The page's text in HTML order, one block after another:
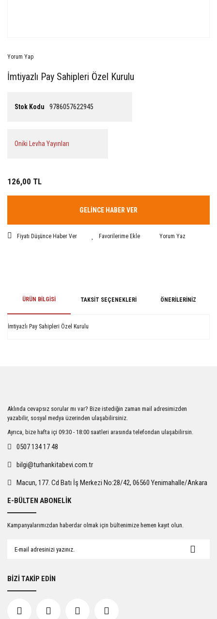
Yorum Yap
İmtiyazlı Pay Sahipleri Özel Kurulu
Stok Kodu 9786057622945
Oniki Levha Yayınları
126,00 TL
GELİNCE HABER VER
Fiyatı Düşünce Haber Ver Yorum Yaz
ÜRÜN BILGISI TAKSIT SEÇENEKLERI ÖNERILERINIZ
İmtiyazlı Pay Sahipleri Özel Kurulu
Ürün açıklamasında eksik bilgiler bulunuyor.
Ürün bilgilerinde hatalar bulunuyor.
Ürün fiyatı diğer sitelerden daha pahalı.
Gönder
Aklında cevapsız sorular mı var? Bize istediğin zaman mail adresimizden
yazabilir, sosyal medya üzerinden ulaşabilirsiniz.
Ayrıca, bize hafta içi 09:30 - 18:00 saatleri arasında telefondan ulaşabilirsin.
0507 134 17 48
bilgi@turhankitabevi.com.tr
Macun, 177. Cd Batı İş Merkezi No:28/42, 06560 Yenimahalle/Ankara
E-BÜLTEN ABONELİK
Kampanyalarımızdan haberdar olmak için bültenimize hemen kayıt olun.
BİZİ TAKİP EDİN